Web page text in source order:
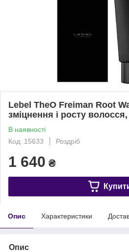
Lebel TheO Freiman Root
зміцнення і росту
В наявності
Код: 15633
Роздріб
1 640 ₴
Опис Характеристики
Опис